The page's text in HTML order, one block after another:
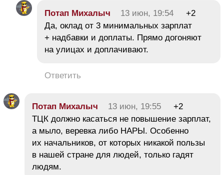
Потап Михалыч 13 июн, 19:54
+2
Да, оклад от 3 минимальных зарплат
+ надбавки и доплаты. Прямо догоняют
на улицах и доплачивают.
Ответить
Потап Михалыч 13 июн, 19:55
+2
ТЦК должно касаться не повышение зарплат,
а мыло, веревка либо НАРЫ. Особенно
их начальников, от которых никакой пользы
в нашей стране для людей, только гадят
людям.